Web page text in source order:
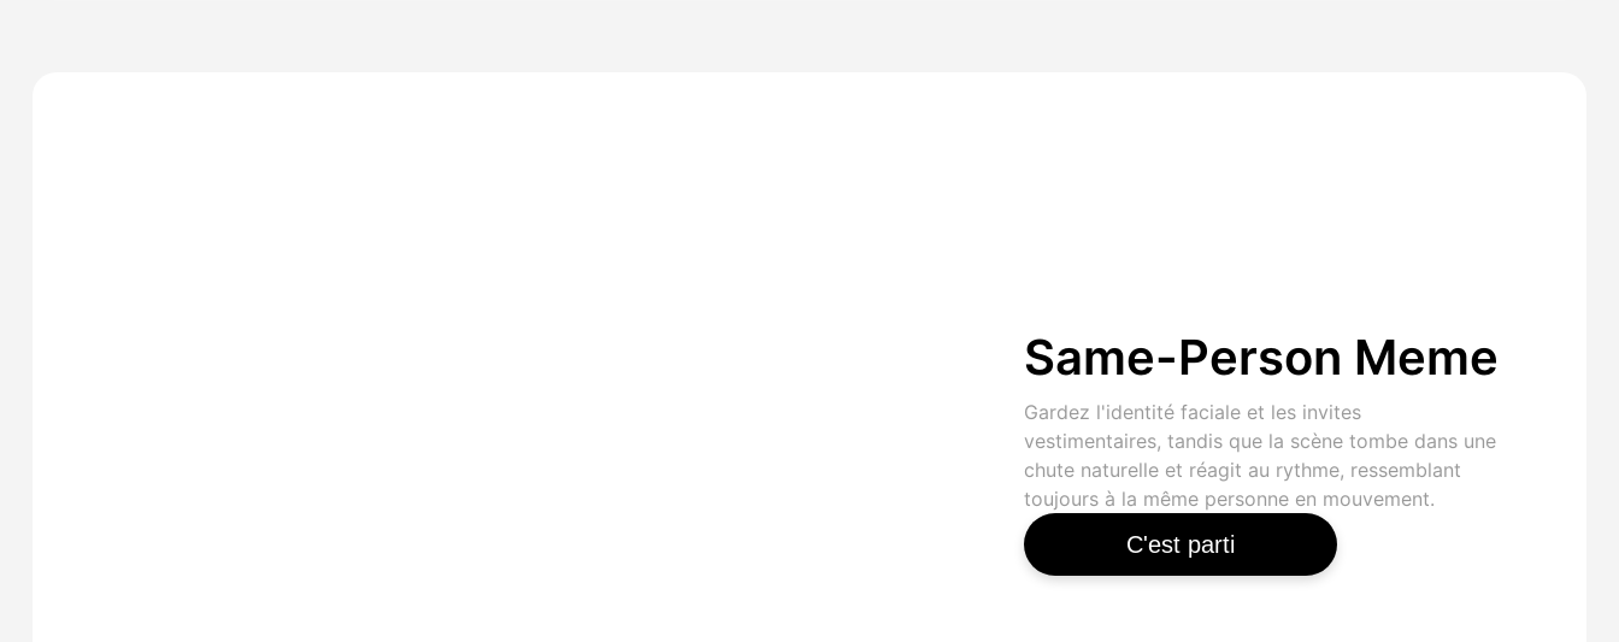
Same-Person Meme
Gardez l'identité faciale et les invites
vestimentaires, tandis que la scène tombe dans une
chute naturelle et réagit au rythme, ressemblant
toujours à la même personne en mouvement.
C'est parti